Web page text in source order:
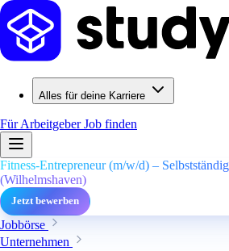
Alles für deine Karriere
Für ArbeitgeberJob finden
Fitness-Entrepreneur (m/w/d) –
(Wilhelmshaven)
Jetzt bewerben
Jobbörse
Unternehmen